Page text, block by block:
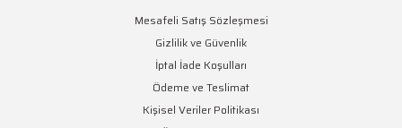
Mesafeli Satış Sözleşmesi
Gizlilik ve Güvenlik
İptal İade Koşulları
Ödeme ve Teslimat
Kişisel Veriler Politikası